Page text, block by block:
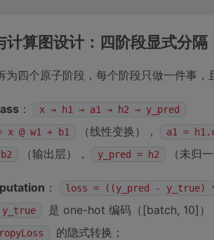
计算图设计：四阶段显式分隔
为四个原子阶段，每个阶段只做一件事，
： x → h1 → a1 → h2 → y_pred
x @ w1 + b1 （线性变换），
a1 =
（输出层）， y_pred = h2 （未归
： loss = ((y_pred - y_true)
y_true 是 one-hot 编码（[batch, 10]）
的隐式转换；